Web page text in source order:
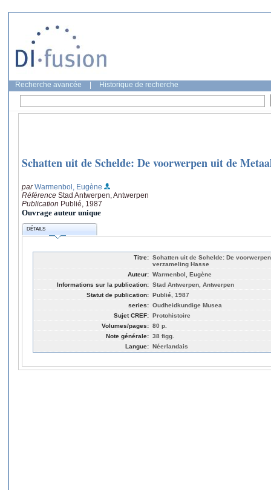
Recherche avancée Historique de recherche
Schatten uit de Schelde: De voorwerpen uit de
parWarmenbol, Eugène
Référence Stad Antwerpen, Antwerpen
Publication Publié, 1987
Ouvrage auteur unique
DÉTAILS
Titre: Schatten uit de Schelde: De
verzameling Hasse
Auteur: Warmenbol, Eugène
Informations sur la publication: Stad Antwerpen, Antwerpen
Statut de publication: Publié, 1987
series: Oudheidkundige Musea
Sujet CREF: Protohistoire
Volumes/pages: 80 p.
Note générale: 38 figg.
Langue: Néerlandais